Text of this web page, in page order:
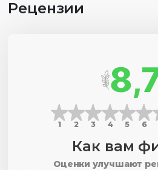
Рецензии
1 2 3 4 5 6
Как вам
Оценки улучшают